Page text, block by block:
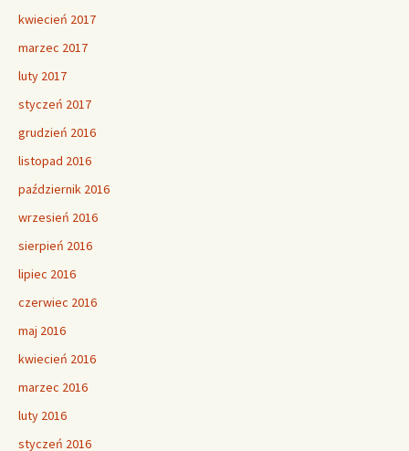
kwiecień 2017
marzec 2017
luty 2017
styczeń 2017
grudzień 2016
listopad 2016
październik 2016
wrzesień 2016
sierpień 2016
lipiec 2016
czerwiec 2016
maj 2016
kwiecień 2016
marzec 2016
luty 2016
styczeń 2016